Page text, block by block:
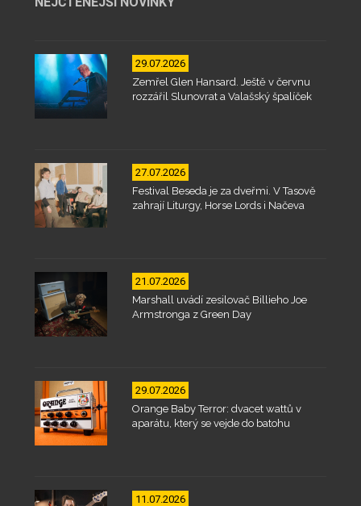
29.07.2026
Zemřel Glen Hansard. Ještě v červnu
rozzářil Slunovrat a Valašský špalíček
27.07.2026
Festival Beseda je za dveřmi. V Tasově
zahrají Liturgy, Horse Lords i Načeva
21.07.2026
Marshall uvádí zesilovač Billieho Joe
Armstronga z Green Day
29.07.2026
Orange Baby Terror: dvacet wattů v
aparátu, který se vejde do batohu
11.07.2026